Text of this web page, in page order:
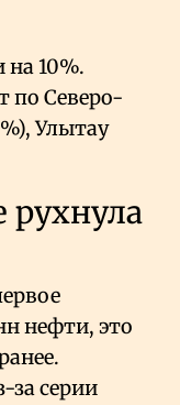
10%.
по Северо-
Улытау
рухнула
нефти, это
за серии